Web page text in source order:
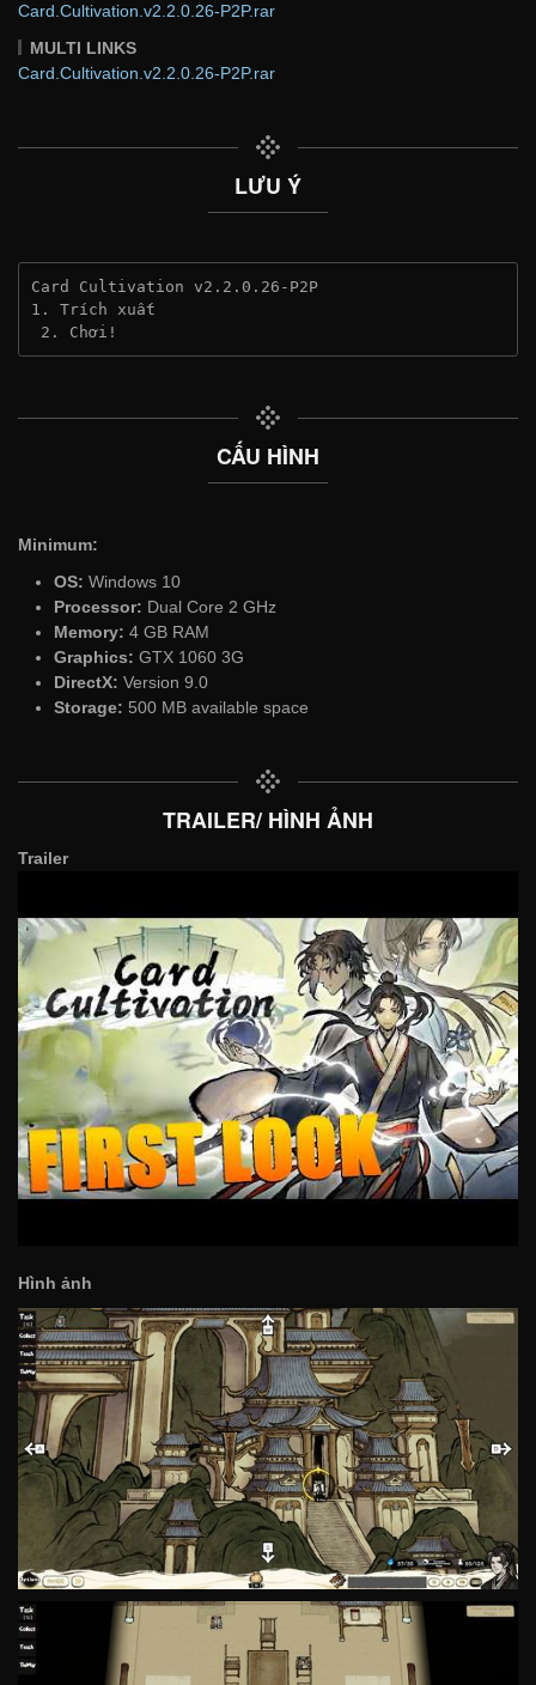
Card.Cultivation.v2.2.0.26-P2P.rar
MULTI LINKS
Card.Cultivation.v2.2.0.26-P2P.rar
LƯU Ý
Card Cultivation v2.2.0.26-P2P
1. Trích xuất
2. Chơi!
CẤU HÌNH
Minimum:
OS: Windows 10
Processor: Dual Core 2 GHz
Memory: 4 GB RAM
Graphics: GTX 1060 3G
DirectX: Version 9.0
Storage: 500 MB available space
TRAILER/ HÌNH ẢNH
Trailer
Hình ảnh